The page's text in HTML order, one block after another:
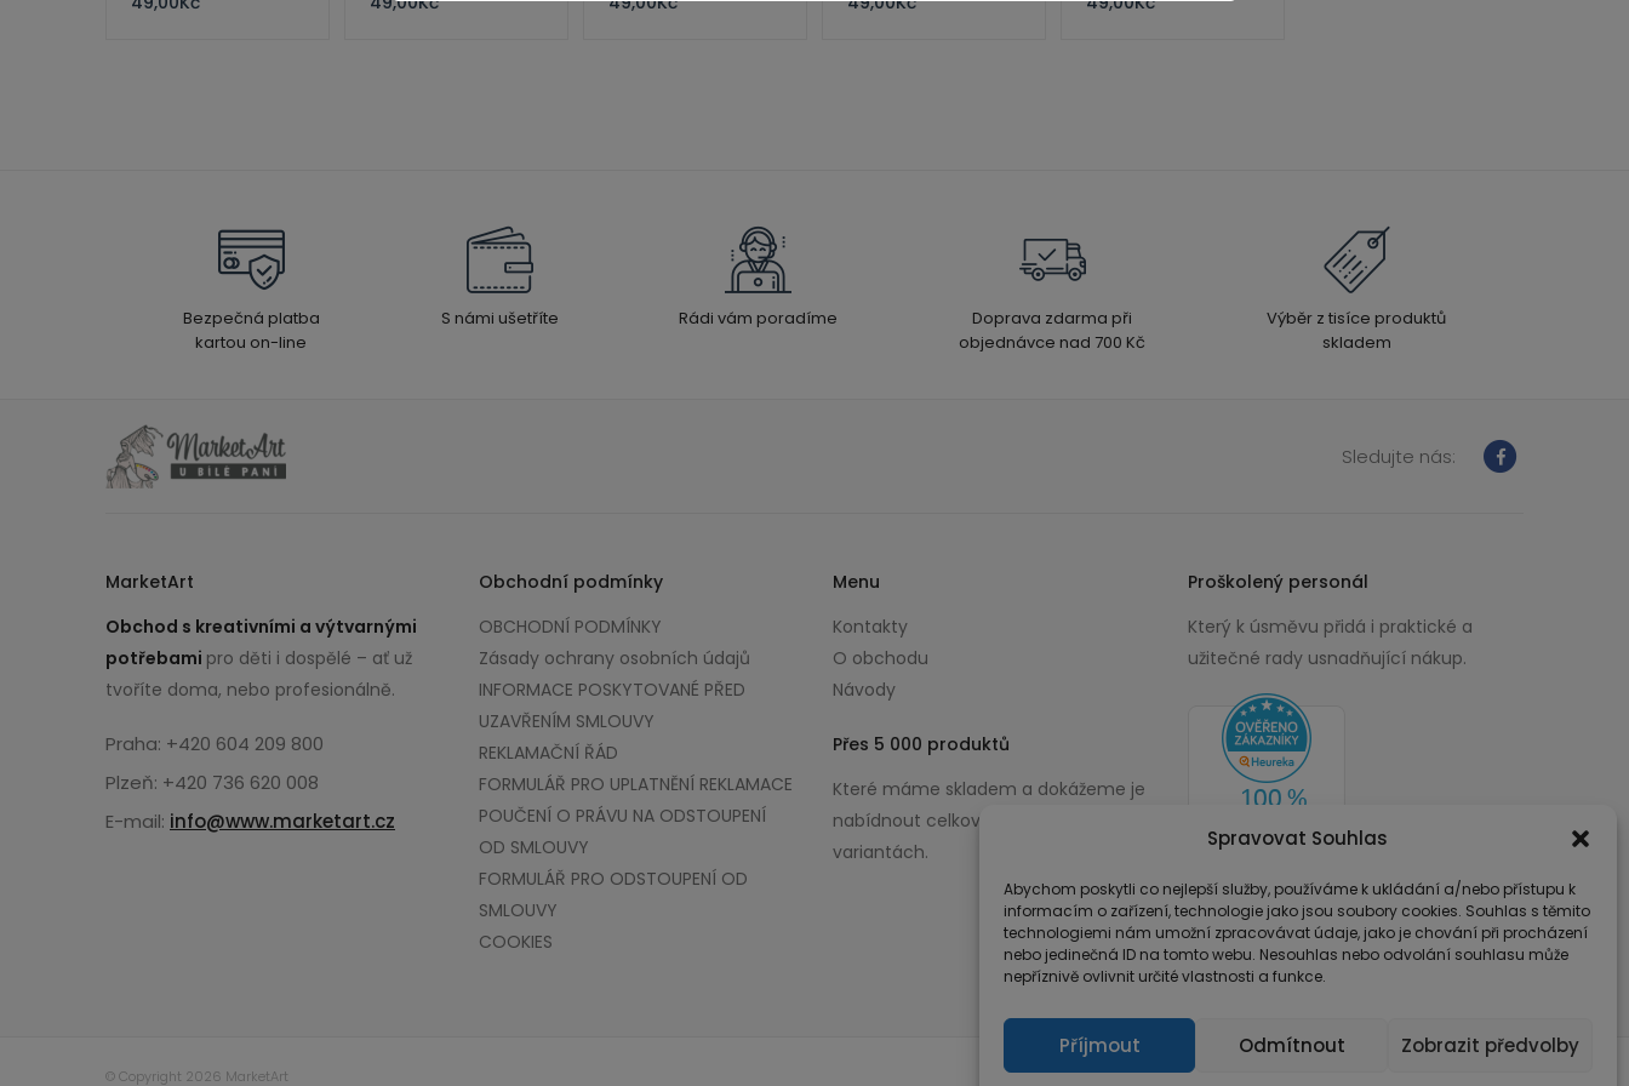
Spravovat Souhlas
Abychom poskytli co nejlepší služby, používáme k ukládání a/nebo přístupu k
informacím o zařízení, technologie jako jsou soubory cookies. Souhlas s těmito
technologiemi nám umožní zpracovávat údaje, jako je chování při procházení
nebo jedinečná ID na tomto webu. Nesouhlas nebo odvolání souhlasu může
nepříznivě ovlivnit určité vlastnosti a funkce.
Příjmout Odmítnout Zobrazit předvolby
Bezpečná platba
kartou on-line
S námi ušetříte Rádi vám poradíme
Doprava zdarma při
objednávce nad 700 Kč
Výběr z tisíce produktů
skladem
Sledujte nás:
MarketArt
Obchod s kreativními a výtvarnými
potřebami pro děti i dospělé – ať už
tvoříte doma, nebo profesionálně.
Praha: +420 604 209 800
Plzeň: +420 736 620 008
E-mail: info@www.marketart.cz
Obchodní podmínky
OBCHODNÍ PODMÍNKY
Zásady ochrany osobních údajů
INFORMACE POSKYTOVANÉ PŘED
UZAVŘENÍM SMLOUVY
REKLAMAČNÍ ŘÁD
FORMULÁŘ PRO UPLATNĚNÍ REKLAMACE
POUČENÍ O PRÁVU NA ODSTOUPENÍ
OD SMLOUVY
FORMULÁŘ PRO ODSTOUPENÍ OD
SMLOUVY
COOKIES
Menu
Kontakty
O obchodu
Návody
Přes 5 000 produktů
Které máme skladem a dokážeme je
nabídnout celkově až v 100 000
variantách.
Proškolený personál
Který k úsměvu přidá i praktické a
užitečné rady usnadňující nákup.
© Copyright 2026 MarketArt